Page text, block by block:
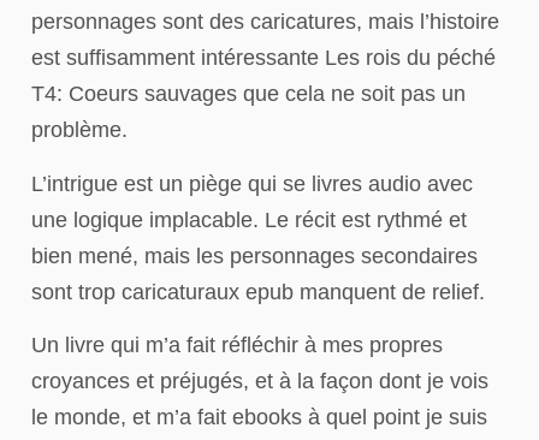
personnages sont des caricatures, mais l’histoire
est suffisamment intéressante Les rois du péché
T4: Coeurs sauvages que cela ne soit pas un
problème.
L’intrigue est un piège qui se livres audio avec
une logique implacable. Le récit est rythmé et
bien mené, mais les personnages secondaires
sont trop caricaturaux epub manquent de relief.
Un livre qui m’a fait réfléchir à mes propres
croyances et préjugés, et à la façon dont je vois
le monde, et m’a fait ebooks à quel point je suis